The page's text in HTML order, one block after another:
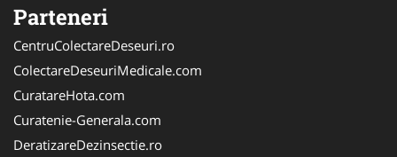
Parteneri
CentruColectareDeseuri.ro
ColectareDeseuriMedicale.com
CuratareHota.com
Curatenie-Generala.com
DeratizareDezinsectie.ro